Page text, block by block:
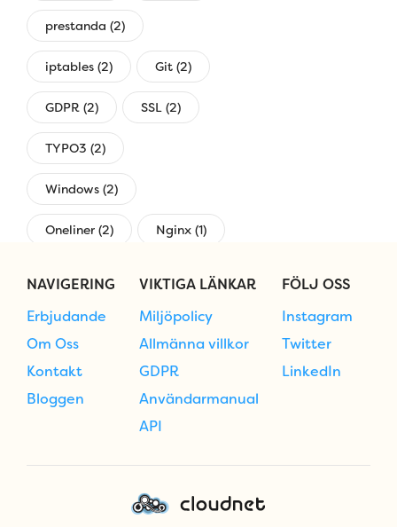
prestanda (2)
iptables (2) Git (2)
GDPR (2) SSL (2)
TYPO3 (2)
Windows (2)
Oneliner (2) Nginx (1)
NAVIGERING
Erbjudande
Om Oss
Kontakt
Bloggen
VIKTIGA LÄNKAR
Miljöpolicy
Allmänna villkor
GDPR
Användarmanual
API
FÖLJ OSS
Instagram
Twitter
LinkedIn